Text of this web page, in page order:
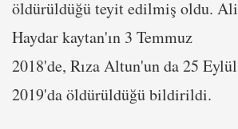
öldürüldüğü teyit edilmiş oldu. Ali
Haydar kaytan'ın 3 Temmuz
2018'de, Rıza Altun'un da 25 Eylül
2019'da öldürüldüğü bildirildi.